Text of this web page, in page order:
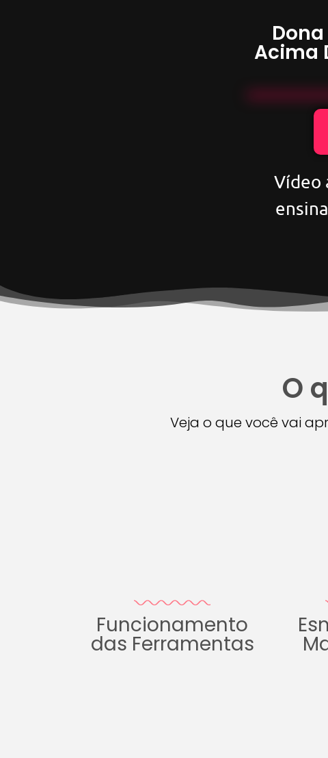
Acima
Vídeo
O
Veja o que você vai
Funcionamento
das Ferramentas